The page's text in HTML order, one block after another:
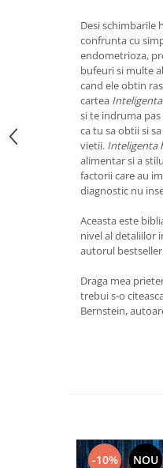
Relații de cuplu
Psihologie practică
Lumea îngerilor
Seria Masaru Emoto
Inspiraţie divină
Vindecare spirituală
Viaţa de după moarte
Supă de pui pentru suflet
Desi schimbarile
confrunta cu
endometrioza,
bufeuri si multe
cand ele obtin
cartea
si te indruma
ca tu sa obtii si
vietii. Inteligenta
alimentar si a
factorii care au
diagnostic nu
Aceasta este
nivel al detaliilor
autorul
Draga mea
trebui s-o
Bernstein,
-10% NOU